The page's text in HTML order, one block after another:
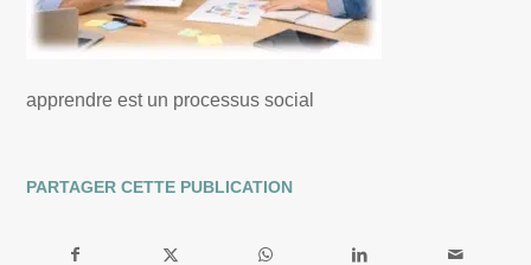
apprendre est un processus social
PARTAGER CETTE PUBLICATION